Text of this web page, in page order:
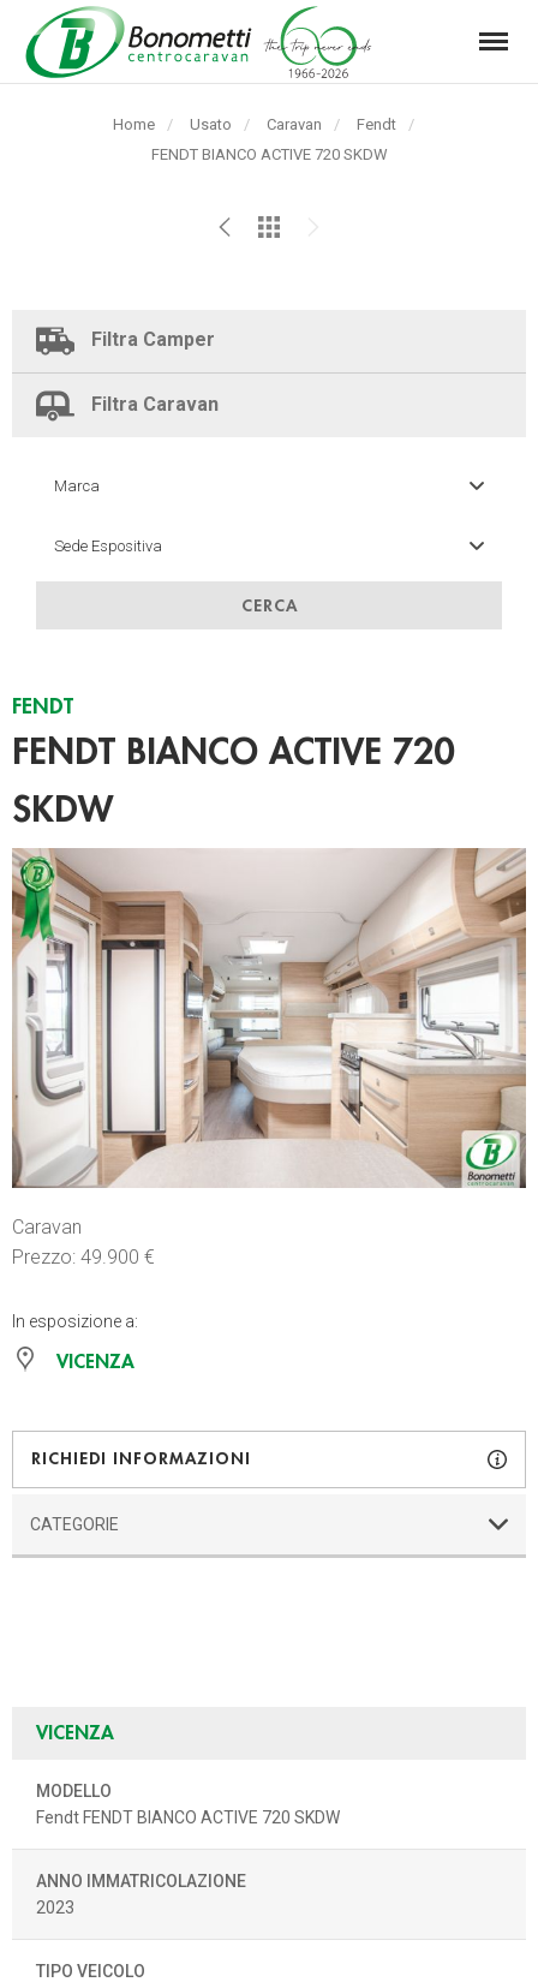
Automarket
Menu
Home Usato Caravan
Fendt
Pagina
FENDT BIANCO ACTIVE 720 SKDW
Filtra Camper
Filtra Caravan
CERCA
FENDT
FENDT BIANCO ACTIVE 720
SKDW
Caravan
Prezzo: 49.900 €
In esposizione a:
VICENZA
RICHIEDI INFORMAZIONI
CATEGORIE
VICENZA
MODELLO
Fendt FENDT BIANCO ACTIVE 720 SKDW
ANNO IMMATRICOLAZIONE
2023
TIPO VEICOLO